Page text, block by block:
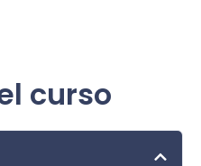
empresarial en
sanitaria
la propuesta de
curso